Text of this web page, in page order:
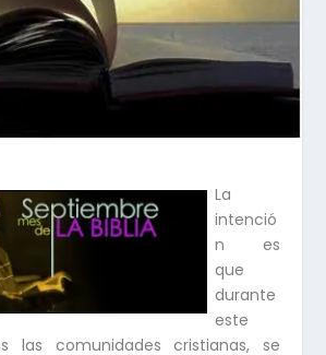
La
intenció
n es
que
durante
este
las comunidades cristianas, se